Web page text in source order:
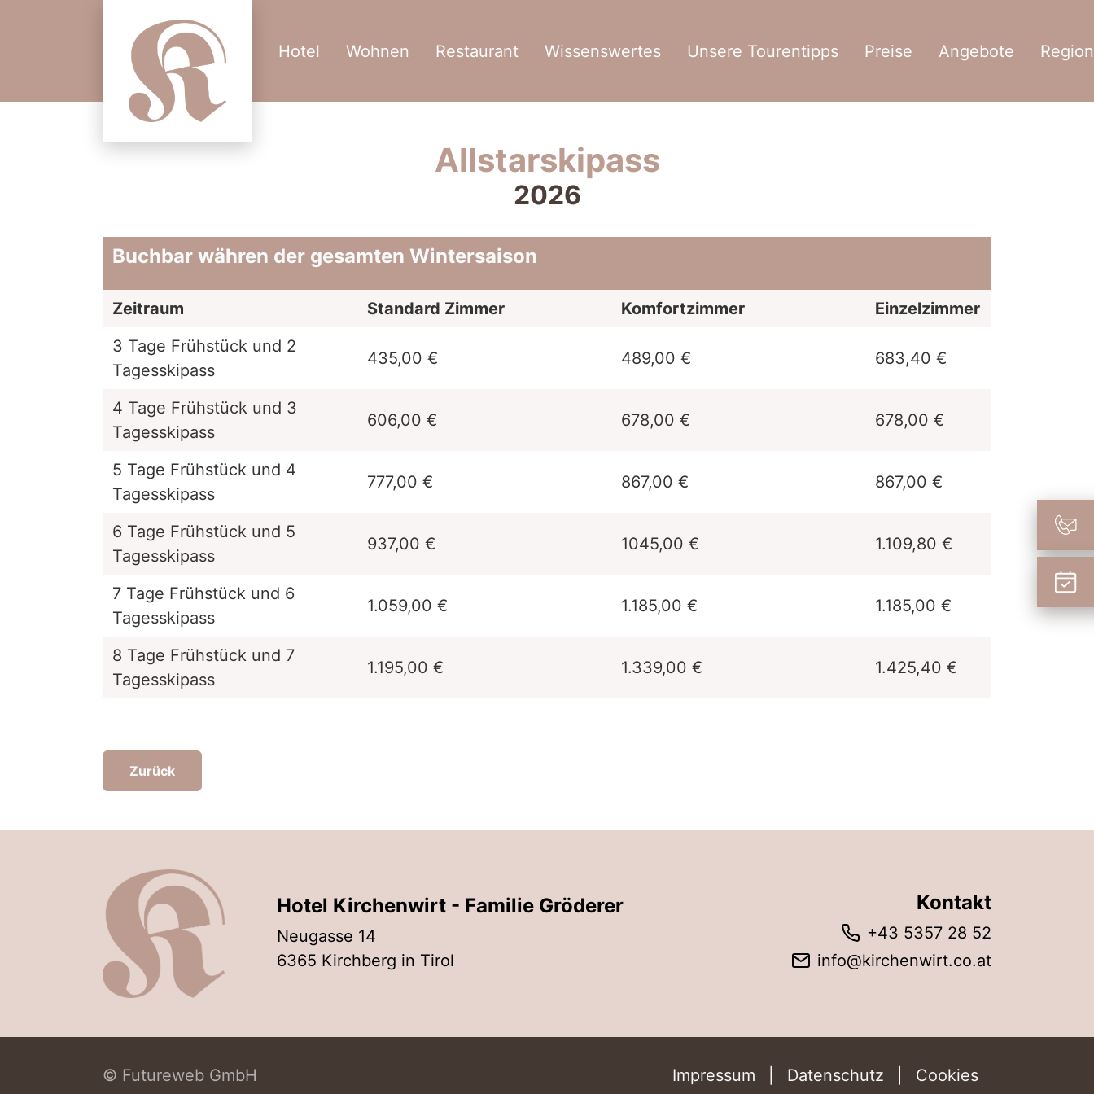
Hotel Wohnen Restaurant Wissenswertes Unsere Tourentipps Preise Angebote Region
Allstarskipass
2026
Buchbar währen der gesamten Wintersaison
Zeitraum Standard Zimmer Komfortzimmer
Einzelzimmer
3 Tage Frühstück und 2
Tagesskipass
435,00 € 489,00 € 683,40 €
4 Tage Frühstück und 3
Tagesskipass
606,00 € 678,00 € 678,00 €
5 Tage Frühstück und 4
Tagesskipass
777,00 € 867,00 € 867,00 €
6 Tage Frühstück und 5
Tagesskipass
937,00 € 1045,00 € 1.109,80 €
7 Tage Frühstück und 6
Tagesskipass
1.059,00 € 1.185,00 € 1.185,00 €
8 Tage Frühstück und 7
Tagesskipass
1.195,00 € 1.339,00 € 1.425,40 €
Zurück
Hotel Kirchenwirt - Familie Gröderer
Neugasse 14
6365 Kirchberg in Tirol
Kontakt
+43 5357 28 52
info@kirchenwirt.co.at
Impressum Datenschutz Cookies
© Futureweb GmbH